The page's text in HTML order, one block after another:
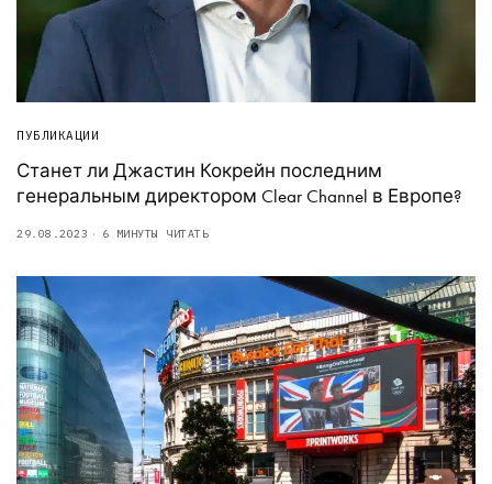
ПУБЛИКАЦИИ
Станет ли Джастин Кокрейн последним
генеральным директором Clear Channel в Европе?
29.08.2023 6 МИНУТЫ ЧИТАТЬ